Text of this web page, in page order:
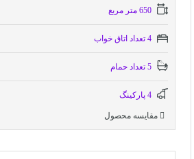
مقایسه محصول